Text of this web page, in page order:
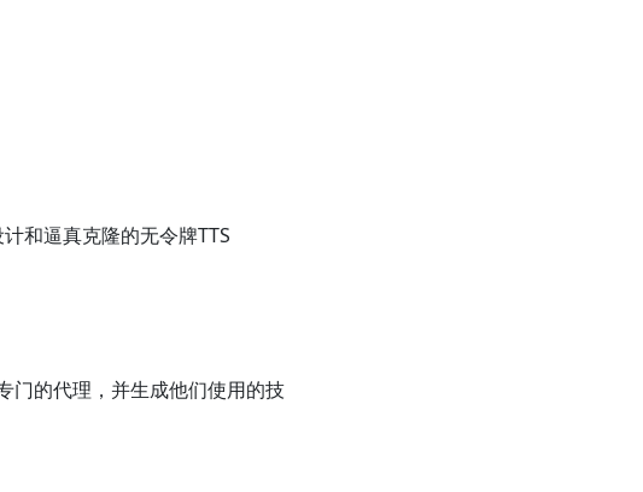
和逼真克隆的无令牌TTS
门的代理，并生成他们使用的技